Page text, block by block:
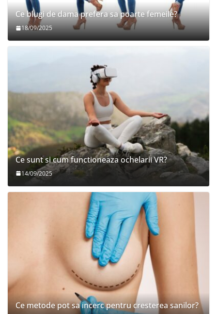
Ce blugi de dama prefera sa poarte femeile?
18/09/2025
Ce sunt si cum functioneaza ochelarii VR?
14/09/2025
Ce metode pot sa incerc pentru cresterea sanilor?